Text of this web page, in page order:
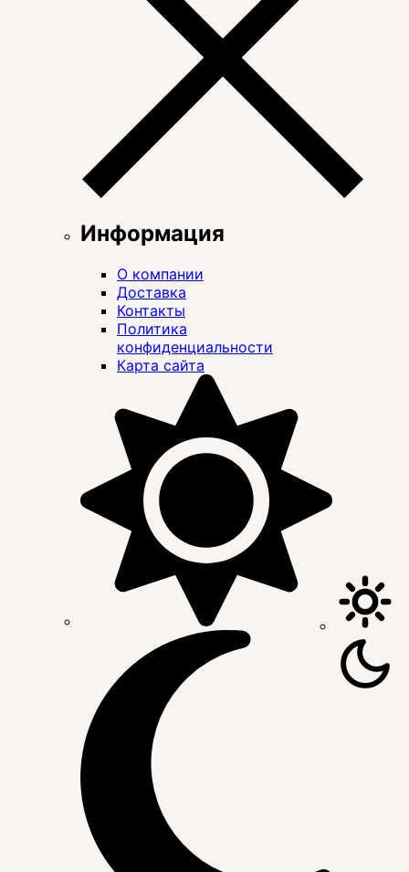
Информация
О компании
Доставка
Контакты
Политика
конфиденциальности
Карта сайта